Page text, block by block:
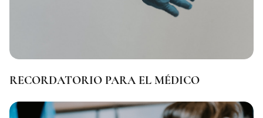
RECORDATORIO PARA EL MÉDICO
Moldova
Monaco